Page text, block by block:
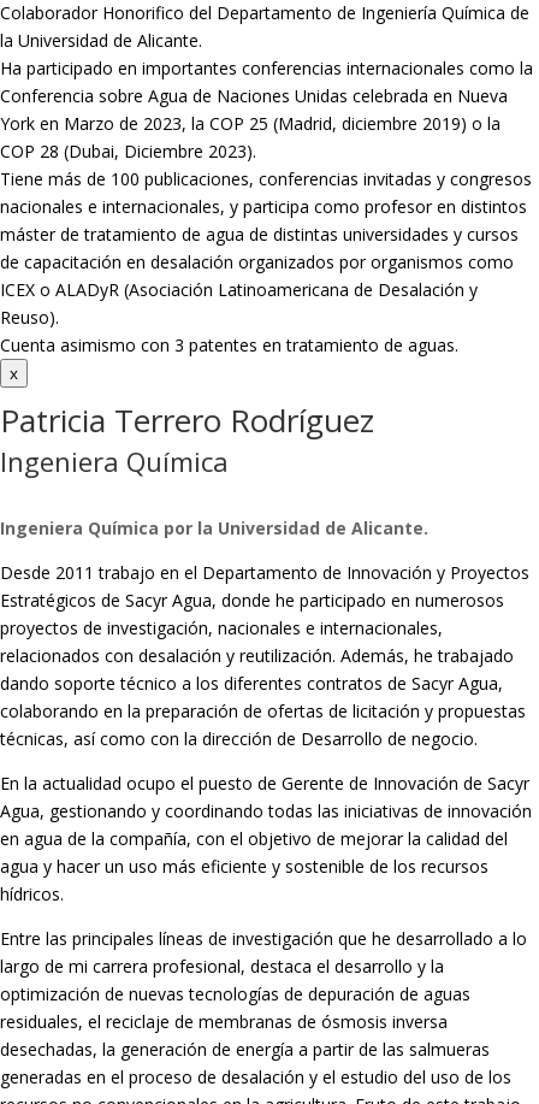
Colaborador Honorifico del Departamento de Ingeniería Química de
la Universidad de Alicante.
Ha participado en importantes conferencias internacionales como la
Conferencia sobre Agua de Naciones Unidas celebrada en Nueva
York en Marzo de 2023, la COP 25 (Madrid, diciembre 2019) o la
COP 28 (Dubai, Diciembre 2023).
Tiene más de 100 publicaciones, conferencias invitadas y congresos
nacionales e internacionales, y participa como profesor en distintos
máster de tratamiento de agua de distintas universidades y cursos
de capacitación en desalación organizados por organismos como
ICEX o ALADyR (Asociación Latinoamericana de Desalación y
Reuso).
Cuenta asimismo con 3 patentes en tratamiento de aguas.
x
Patricia Terrero Rodríguez
Ingeniera Química
Ingeniera Química por la Universidad de Alicante.
Desde 2011 trabajo en el Departamento de Innovación y Proyectos
Estratégicos de Sacyr Agua, donde he participado en numerosos
proyectos de investigación, nacionales e internacionales,
relacionados con desalación y reutilización. Además, he trabajado
dando soporte técnico a los diferentes contratos de Sacyr Agua,
colaborando en la preparación de ofertas de licitación y propuestas
técnicas, así como con la dirección de Desarrollo de negocio.
En la actualidad ocupo el puesto de Gerente de Innovación de Sacyr
Agua, gestionando y coordinando todas las iniciativas de innovación
en agua de la compañía, con el objetivo de mejorar la calidad del
agua y hacer un uso más eficiente y sostenible de los recursos
hídricos.
Entre las principales líneas de investigación que he desarrollado a lo
largo de mi carrera profesional, destaca el desarrollo y la
optimización de nuevas tecnologías de depuración de aguas
residuales, el reciclaje de membranas de ósmosis inversa
desechadas, la generación de energía a partir de las salmueras
generadas en el proceso de desalación y el estudio del uso de los